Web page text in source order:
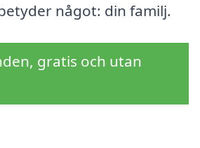
något: din familj.
gratis och utan